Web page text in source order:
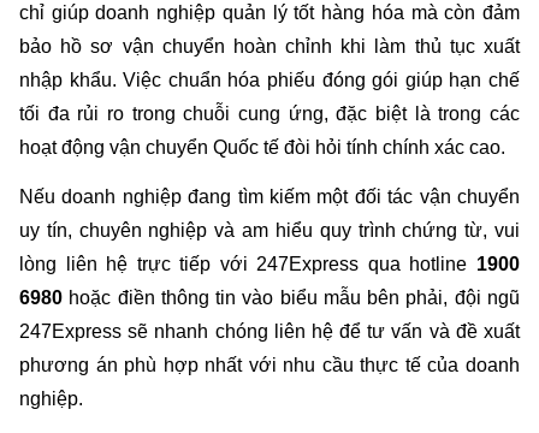
chỉ giúp doanh nghiệp quản lý tốt hàng hóa mà còn đảm
bảo hồ sơ vận chuyển hoàn chỉnh khi làm thủ tục xuất
nhập khẩu. Việc chuẩn hóa phiếu đóng gói giúp hạn chế
tối đa rủi ro trong chuỗi cung ứng, đặc biệt là trong các
hoạt động vận chuyển Quốc tế đòi hỏi tính chính xác cao.
Nếu doanh nghiệp đang tìm kiếm một đối tác vận chuyển
uy tín, chuyên nghiệp và am hiểu quy trình chứng từ, vui
lòng liên hệ trực tiếp với 247Express qua hotline 1900
6980 hoặc điền thông tin vào biểu mẫu bên phải, đội ngũ
247Express sẽ nhanh chóng liên hệ để tư vấn và đề xuất
phương án phù hợp nhất với nhu cầu thực tế của doanh
nghiệp.